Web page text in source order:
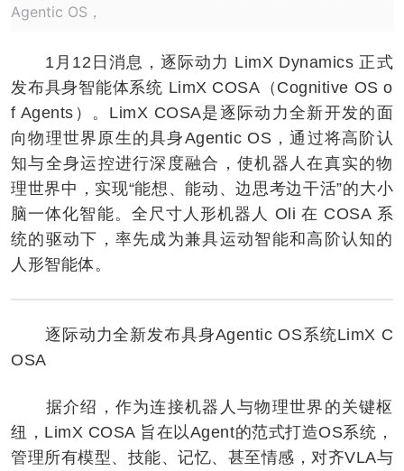
Agentic OS，
1月12日消息，逐际动力 LimX Dynamics 正式
发布具身智能体系统 LimX COSA（Cognitive OS o
f Agents）。LimX COSA是逐际动力全新开发的面
向物理世界原生的具身Agentic OS，通过将高阶认
知与全身运控进行深度融合，使机器人在真实的物
理世界中，实现“能想、能动、边思考边干活”的大小
脑一体化智能。全尺寸人形机器人 Oli 在 COSA 系
统的驱动下，率先成为兼具运动智能和高阶认知的
人形智能体。
逐际动力全新发布具身Agentic OS系统LimX C
OSA
据介绍，作为连接机器人与物理世界的关键枢
纽，LimX COSA 旨在以Agent的范式打造OS系统，
管理所有模型、技能、记忆、甚至情感，对齐VLA与